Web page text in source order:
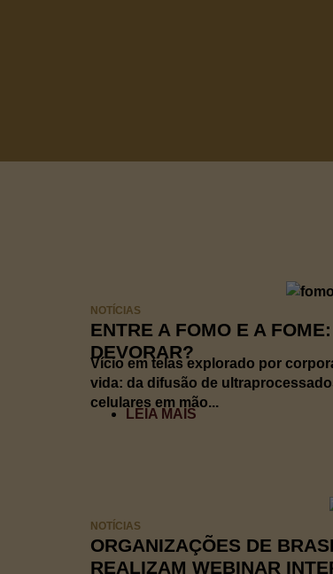
NOTÍCIAS
ENTRE A FOMO E A
DEVORAR?
Vício em telas explorado por
vida: da difusão de
celulares em mão...
LEIA MAIS
NOTÍCIAS
ORGANIZAÇÕES DE
REALIZAM WEBINAR